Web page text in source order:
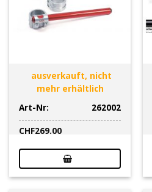
ausverkauft, nicht
mehr erhältlich
Art-Nr:
262002
CHF269.00